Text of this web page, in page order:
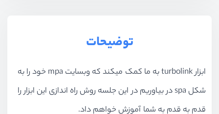
توضیحات
ابزارturbolinkبه ما کمک میکند که وبسایت mpa خود را به
شکل spaدر بیاوریم در این جلسه روش راه اندازی این ابزار را
قدم به قدم به شما آموزش خواهم داد.